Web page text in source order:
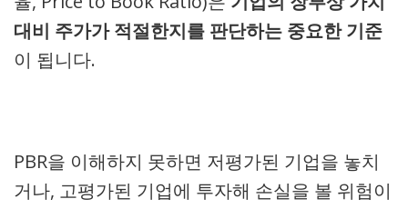
대비 주가가 적절한지를 판단하는 중요한 기준
이 됩니다.
PBR을 이해하지 못하면 저평가된 기업을 놓치
거나, 고평가된 기업에 투자해 손실을 볼 위험이